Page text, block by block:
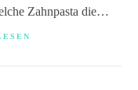
Zahnpasta die…